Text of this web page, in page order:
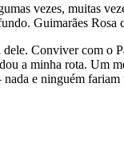
vezes, muitas
Guimarães
Conviver com
a minha rota. Um
e ninguém